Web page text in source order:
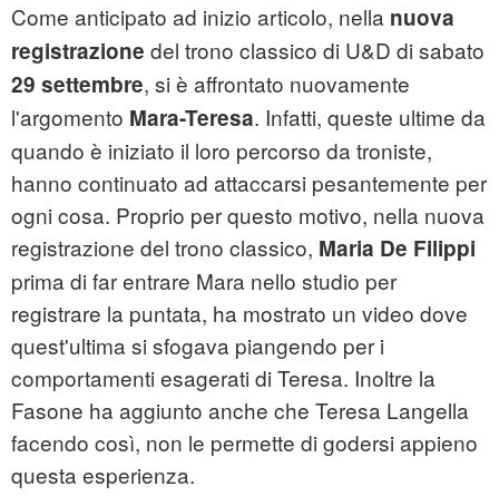
Come anticipato ad inizio articolo, nella nuova
registrazione del trono classico di U&D di sabato
29 settembre, si è affrontato nuovamente
l'argomento Mara-Teresa. Infatti, queste ultime da
quando è iniziato il loro percorso da troniste,
hanno continuato ad attaccarsi pesantemente per
ogni cosa. Proprio per questo motivo, nella nuova
registrazione del trono classico, Maria De Filippi
prima di far entrare Mara nello studio per
registrare la puntata, ha mostrato un video dove
quest'ultima si sfogava piangendo per i
comportamenti esagerati di Teresa. Inoltre la
Fasone ha aggiunto anche che Teresa Langella
facendo così, non le permette di godersi appieno
questa esperienza.